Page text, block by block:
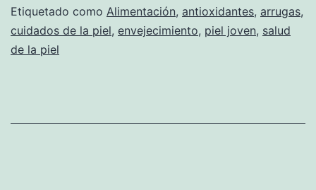
Etiquetado como Alimentación, antioxidantes, arrugas,
cuidados de la piel, envejecimiento, piel joven, salud
de la piel